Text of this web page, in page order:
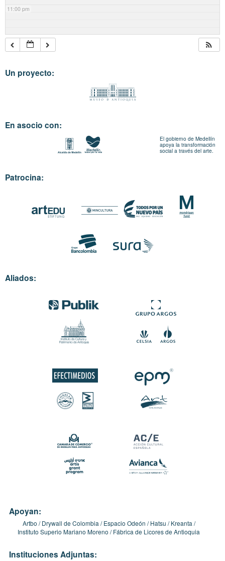
11:00 pm
Un proyecto:
En asocio con:
El gobierno de Medellín
apoya la transformación
social a través del arte.
Patrocina:
Aliados:
Apoyan:
Artbo Drywall de Colombia Espacio Odeón Hatsu
Kreanta
Instituto Superio Mariano Moreno
Fábrica de Licores de Antioquia
Instituciones Adjuntas: